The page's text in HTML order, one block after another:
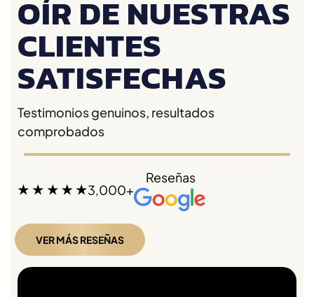
OÍR DE NUESTRAS
CLIENTES
SATISFECHAS
Testimonios genuinos, resultados
comprobados
3,000+
Reseñas
VER MÁS RESEÑAS